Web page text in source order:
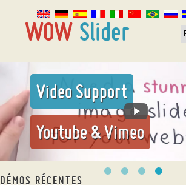
Video Support
Youtube & Vimeo
DÉMOS RÉCENTES